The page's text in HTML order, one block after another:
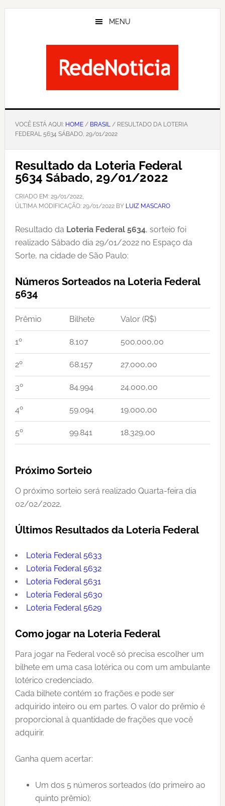
Skip
MENU
VOCÊ ESTÁ AQUI: HOME/ BRASIL/ RESULTADO DA LOTERIA
FEDERAL 5634 SÁBADO, 29/01/2022
Resultado da Loteria Federal
5634 Sábado, 29/01/2022
CRIADO EM: 29/01/2022,
ÚLTIMA MODIFICAÇÃO: 29/01/2022BY LUIZ MASCARO
Resultado da Loteria Federal 5634, sorteio foi
realizado Sábado dia 29/01/2022 no Espaço da
Sorte, na cidade de São Paulo:
Números Sorteados na Loteria Federal
5634
Prêmio Bilhete Valor (R$)
1º 8.107 500.000,00
2º 68.157 27.000,00
3º 84.994 24.000,00
4º 59.094 19.000,00
5º 99.841 18.329,00
Próximo Sorteio
O próximo sorteio será realizado Quarta-feira dia
02/02/2022,
Últimos Resultados da Loteria Federal
Loteria Federal 5633
Loteria Federal 5632
Loteria Federal 5631
Loteria Federal 5630
Loteria Federal 5629
Como jogar na Loteria Federal
Para jogar na Federal você só precisa escolher um
bilhete em uma casa lotérica ou com um ambulante
lotérico credenciado.
Cada bilhete contém 10 frações e pode ser
adquirido inteiro ou em partes. O valor do prêmio é
proporcional à quantidade de frações que você
adquirir.
Ganha quem acertar:
Um dos 5 números sorteados (do primeiro ao
quinto prêmio);